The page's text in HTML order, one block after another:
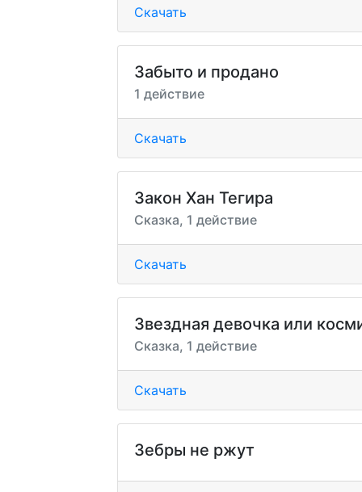
Скачать
Забыто и продано
1 действие
Скачать
Закон Хан Тегира
Сказка, 1 действие
Скачать
Звездная девочка или
Сказка, 1 действие
Скачать
Зебры не ржут